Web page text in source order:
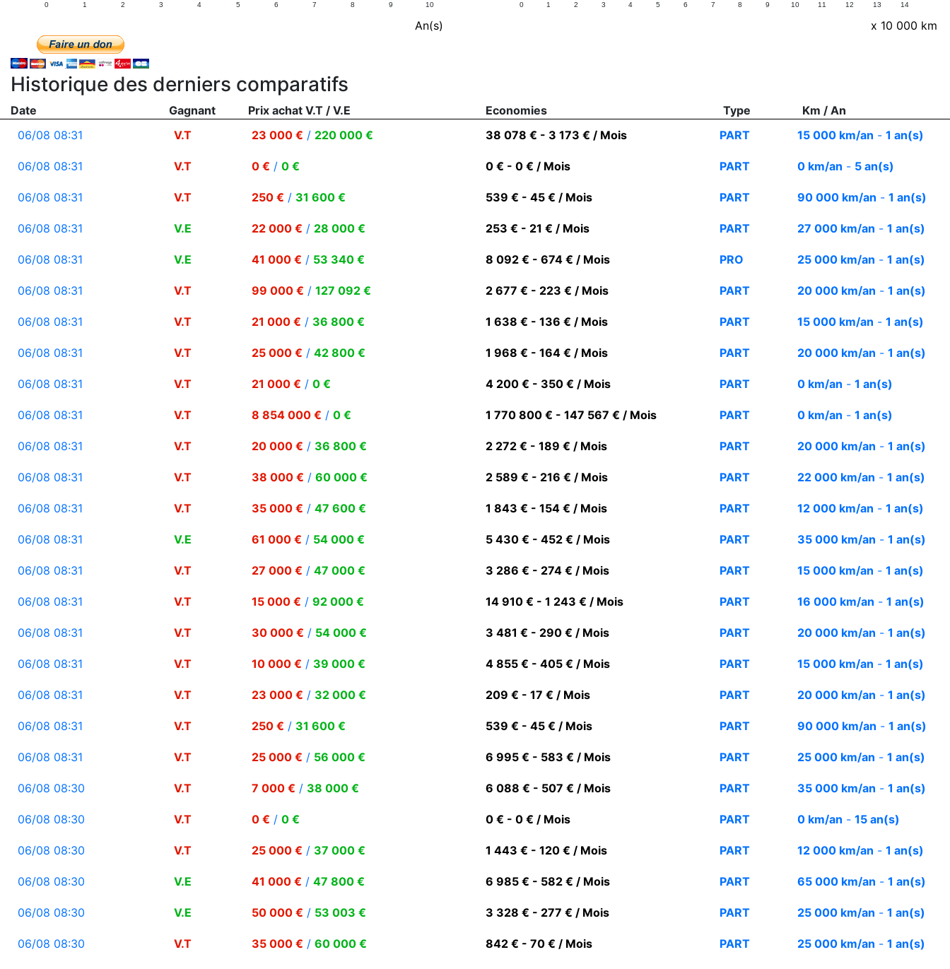
0 1 2 3 4 5 6 7 8 9 10
An(s)
0 1 2 3 4 5 6 7 8 9 10 11 12 13 14
x 10 000 km
Historique des derniers comparatifs
Date Gagnant Prix achat V.T / V.E Economies Type
Km / An
06/08 08:31
V.T 23 000 € / 220 000 € 38 078 € - 3 173 € / Mois PART 15 000 km/an -1 an(s)
06/08 08:31 V.T 0 € / 0 € 0 € - 0 € / Mois PART 0 km/an - 5 an(s)
06/08 08:31 V.T 250 € / 31 600 € 539 € - 45 € / Mois PART 90 000 km/an -1 an(s)
06/08 08:31 V.E 22 000 € / 28 000 € 253 € - 21 € / Mois PART 27 000 km/an -1 an(s)
06/08 08:31 V.E 41 000 € / 53 340 € 8 092 € - 674 € / Mois PRO 25 000 km/an -1 an(s)
06/08 08:31 V.T 99 000 € / 127 092 € 2 677 € - 223 € / Mois PART 20 000 km/an -1 an(s)
06/08 08:31 V.T 21 000 € / 36 800 € 1 638 € - 136 € / Mois PART 15 000 km/an -1 an(s)
06/08 08:31 V.T 25 000 € / 42 800 € 1 968 € - 164 € / Mois PART 20 000 km/an -1 an(s)
06/08 08:31 V.T 21 000 € / 0 € 4 200 € - 350 € / Mois PART 0 km/an -1 an(s)
06/08 08:31 V.T 8 854 000 € / 0 € 1 770 800 € - 147 567 € / Mois PART 0 km/an -1 an(s)
06/08 08:31 V.T 20 000 € / 36 800 € 2 272 € - 189 € / Mois PART 20 000 km/an -1 an(s)
06/08 08:31 V.T 38 000 € / 60 000 € 2 589 € - 216 € / Mois PART 22 000 km/an -1 an(s)
06/08 08:31 V.T 35 000 € / 47 600 € 1 843 € - 154 € / Mois PART 12 000 km/an -1 an(s)
06/08 08:31 V.E 61 000 € / 54 000 € 5 430 € - 452 € / Mois PART 35 000 km/an -1 an(s)
06/08 08:31 V.T 27 000 € / 47 000 € 3 286 € - 274 € / Mois PART 15 000 km/an -1 an(s)
06/08 08:31 V.T 15 000 € / 92 000 € 14 910 € - 1 243 € / Mois PART 16 000 km/an -1 an(s)
06/08 08:31 V.T 30 000 € / 54 000 € 3 481 € - 290 € / Mois PART 20 000 km/an -1 an(s)
06/08 08:31 V.T 10 000 € / 39 000 € 4 855 € - 405 € / Mois PART 15 000 km/an -1 an(s)
06/08 08:31 V.T 23 000 € / 32 000 € 209 € - 17 € / Mois PART 20 000 km/an -1 an(s)
06/08 08:31 V.T 250 € / 31 600 € 539 € - 45 € / Mois PART 90 000 km/an -1 an(s)
06/08 08:31 V.T 25 000 € / 56 000 € 6 995 € - 583 € / Mois PART 25 000 km/an -1 an(s)
06/08 08:30 V.T 7 000 € / 38 000 € 6 088 € - 507 € / Mois PART 35 000 km/an -1 an(s)
06/08 08:30 V.T 0 € / 0 € 0 € - 0 € / Mois PART 0 km/an -15 an(s)
06/08 08:30 V.T 25 000 € / 37 000 € 1 443 € - 120 € / Mois PART 12 000 km/an -1 an(s)
06/08 08:30 V.E 41 000 € / 47 800 € 6 985 € - 582 € / Mois PART 65 000 km/an -1 an(s)
06/08 08:30 V.E 50 000 € / 53 003 € 3 328 € - 277 € / Mois PART 25 000 km/an -1 an(s)
06/08 08:30 V.T 35 000 € / 60 000 € 842 € - 70 € / Mois PART 25 000 km/an -1 an(s)